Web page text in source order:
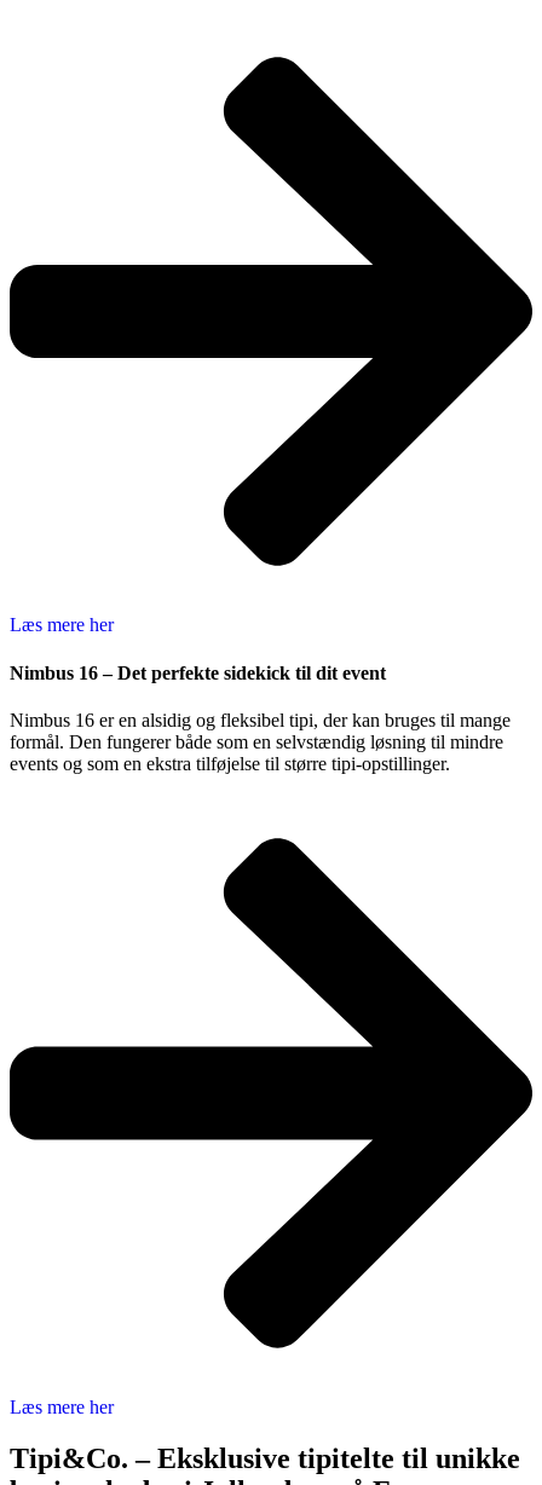
Læs mere her
Nimbus 16 – Det perfekte sidekick til dit event
Nimbus 16 er en alsidig og fleksibel tipi, der kan bruges til mange
formål. Den fungerer både som en selvstændig løsning til mindre
events og som en ekstra tilføjelse til større tipi-opstillinger.
Læs mere her
Tipi&Co. – Eksklusive tipitelte til unikke